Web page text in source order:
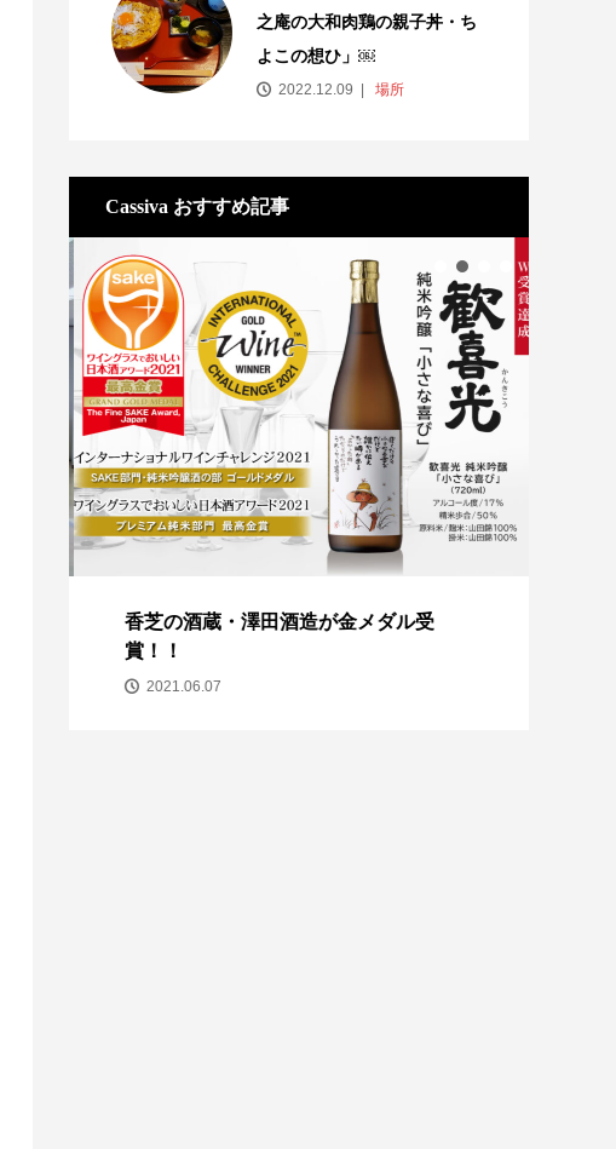
之庵の大和肉鶏の親子丼・ち
よこの想ひ」￼
2022.12.09 場所
Cassiva おすすめ記事
香芝の酒蔵・澤田酒造が金メダル受
賞！！
2021.06.07